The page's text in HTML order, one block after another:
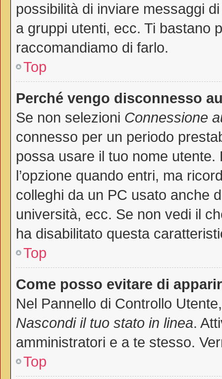
possibilità di inviare messaggi
a gruppi utenti, ecc. Ti bastano
raccomandiamo di farlo.
Top
Perché vengo disconnesso
Se non selezioni Connessione
connesso per un periodo
possa usare il tuo nome
l’opzione quando entri, ma
colleghi da un PC usato anche
università, ecc. Se non vedi il
ha disabilitato questa
Top
Come posso evitare di
Nel Pannello di Controllo
Nascondi il tuo stato in linea.
amministratori e a te stesso.
Top